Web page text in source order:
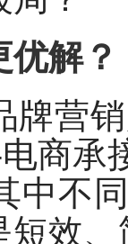
解？
牌营
商承
中不
效